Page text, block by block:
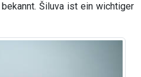
Šiluva ist ein wichtiger